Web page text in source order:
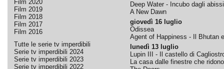
Film 2020
Film 2019
Film 2018
Film 2017
Film 2016
Tutte le serie tv imperdibili
Serie tv imperdibili 2024
Serie tv imperdibili 2023
Serie tv imperdibili 2022
Deep Water - Incubo dagli abissi
A New Dawn
giovedì 16 luglio
Odissea
Agent of Happiness - Il Bhutan
lunedì 13 luglio
Lupin III - Il castello di
La casa dalle finestre che ridono